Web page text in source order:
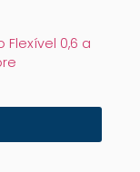
Flexível 0,6 a